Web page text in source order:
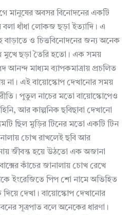
মানুষের অবসর বিনোদনের একটি
বলা ধাঁধা লোকজ ছড়া ইত্যাদি। এ
ও চিত্তবিনোদনের জন্য অনেক
মুখে ছড়া তৈরি হতো। এক সময়
আনন্দ মাধ্যম ব্যাপকমাত্রায় প্রচলিত
না। এই বায়োস্কোপ দেখানোর সময়
রীতি। পুতুল নাচের মতো বায়োস্কোপেও
আর কাল্পনিক ছবিছাবা দেখানো
ছিল মুড়ির টিনের মতো একটি টিন
চোখ রাখলেই ছবি আর
জীবন্ত হয়ে উঠতো এক অজানা
কাঁচের জানালায় চোখ রেখে
ইংরেজিতে পিপ শো নামে অভিহিত
দেখা। বায়োস্কোপ দেখানোর
সূত্রপাত বলে অনেকের ধারণা।